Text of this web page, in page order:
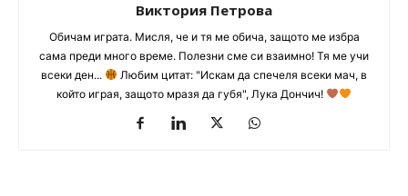
Виктория Петрова
Обичам играта. Мисля, че и тя ме обича, защото ме избра
сама преди много време. Полезни сме си взаимно! Тя ме учи
всеки ден...
Любим цитат: "Искам да спечеля всеки мач, в
който играя, защото мразя да губя", Лука Дончич!